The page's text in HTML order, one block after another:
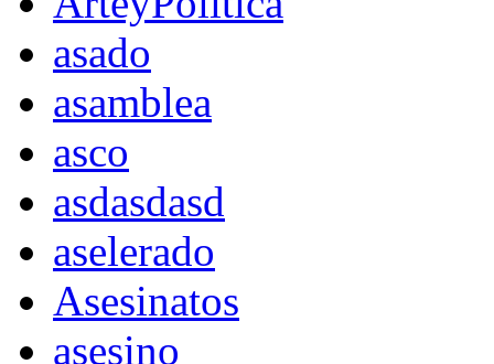
asado
asamblea
asco
asdasdasd
aselerado
Asesinatos
asesino